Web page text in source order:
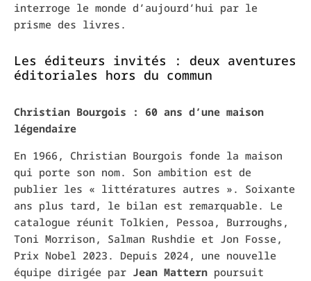
interroge le monde d’aujourd’hui par le
prisme des livres.
Les éditeurs invités : deux aventures
éditoriales hors du commun
Christian Bourgois : 60 ans d’une maison
légendaire
En 1966, Christian Bourgois fonde la maison
qui porte son nom. Son ambition est de
publier les « littératures autres ». Soixante
ans plus tard, le bilan est remarquable. Le
catalogue réunit Tolkien, Pessoa, Burroughs,
Toni Morrison, Salman Rushdie et Jon Fosse,
Prix Nobel 2023. Depuis 2024, une nouvelle
équipe dirigée par Jean Mattern poursuit